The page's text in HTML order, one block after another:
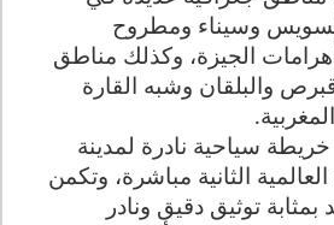
وسيناء ومطروح
الجيزة، وكذلك مناطق
والبلقان وشبه القارة
.
سياحية نادرة لمدينة
الثانية مباشرة، وتكمن
بمثابة توثيق دقيق ونادر